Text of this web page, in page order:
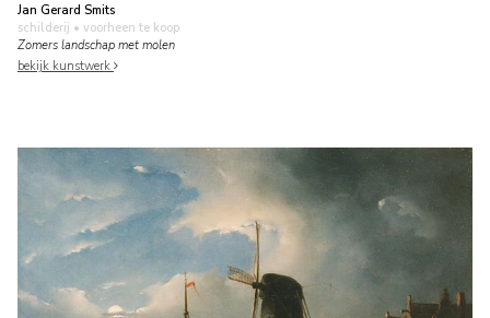
Jan Gerard Smits
schilderij • voorheen te koop
Zomers landschap met molen
bekijk kunstwerk